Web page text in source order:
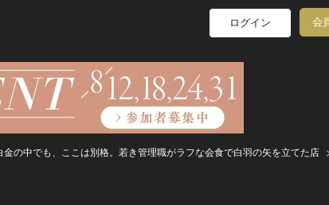
報 ログイン 会
金の中でも、ここは別格。若き管理職がラフな会食で白羽の矢を立てた店